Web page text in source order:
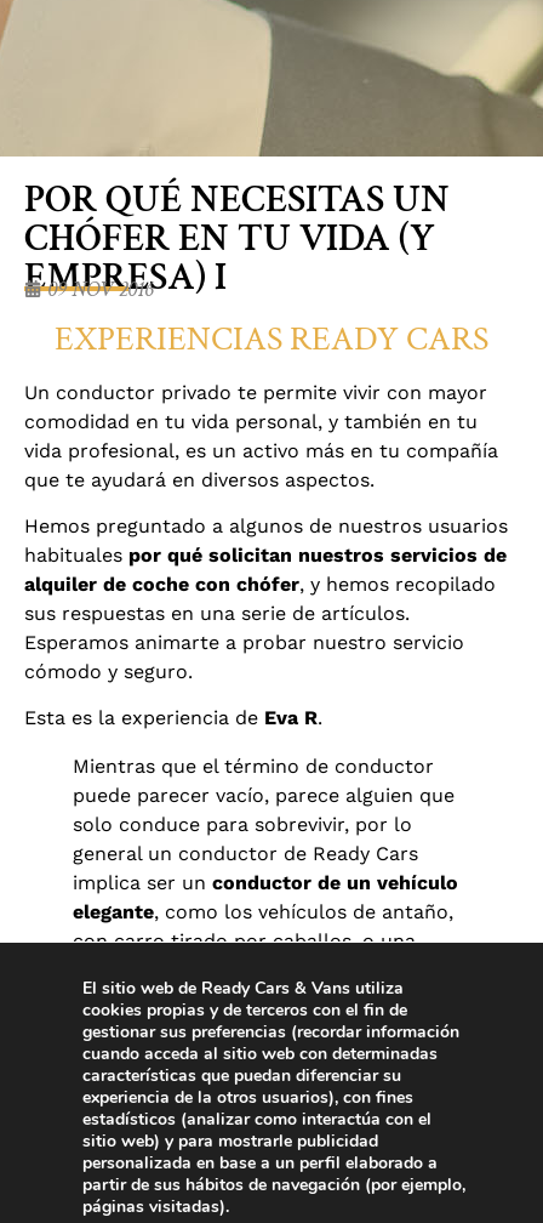
Blog
POR QUÉ NECESITAS UN
CHÓFER EN TU VIDA (Y
EMPRESA) I
09 NOV 2016
EXPERIENCIAS READY CARS
Un conductor privado te permite vivir con mayor
comodidad en tu vida personal, y también en tu
vida profesional, es un activo más en tu compañía
que te ayudará en diversos aspectos.
Hemos preguntado a algunos de nuestros usuarios
habituales por qué solicitan nuestros servicios de
alquiler de coche con chófer, y hemos recopilado
sus respuestas en una serie de artículos.
Esperamos animarte a probar nuestro servicio
cómodo y seguro.
Esta es la experiencia de Eva R.
Mientras que el término de conductor
puede parecer vacío, parece alguien que
solo conduce para sobrevivir, por lo
general un conductor de Ready Cars
implica ser un conductor de un vehículo
elegante, como los vehículos de antaño,
con carro tirado por caballos, o una
vehículos de Ready Cars son elegantes a
la vez que modernos. Para mí, me resulta
realmente necesario para ir y volver del
aeropuerto, cuando realizamos
excursiones de un día en familia, etc. Y si
hablamos de beneficios, laprincipal
ventaja es la comodidad, en mi caso. Sin
olvidar la productividad o el
El sitio web de Ready Cars & Vans utiliza
cookies propias y de terceros con el fin de
gestionar sus preferencias (recordar información
cuando acceda al sitio web con determinadas
características que puedan diferenciar su
experiencia de la otros usuarios), con fines
estadísticos (analizar como interactúa con el
sitio web) y para mostrarle publicidad
personalizada en base a un perfil elaborado a
partir de sus hábitos de navegación (por ejemplo,
páginas visitadas).